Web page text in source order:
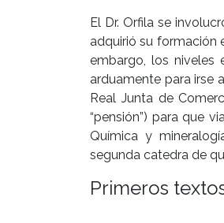
El Dr. Orfila se
adquirió su formación
embargo, los niveles
arduamente para irse
Real Junta de
“pensión”) para que
Química y
segunda catedra de
Primeros